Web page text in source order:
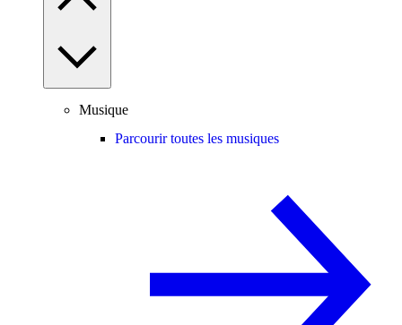
Musique
Parcourir toutes les musiques